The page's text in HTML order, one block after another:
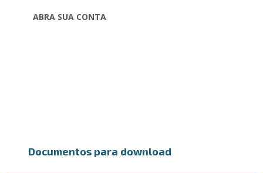
ABRA SUA CONTA
Documentos para download